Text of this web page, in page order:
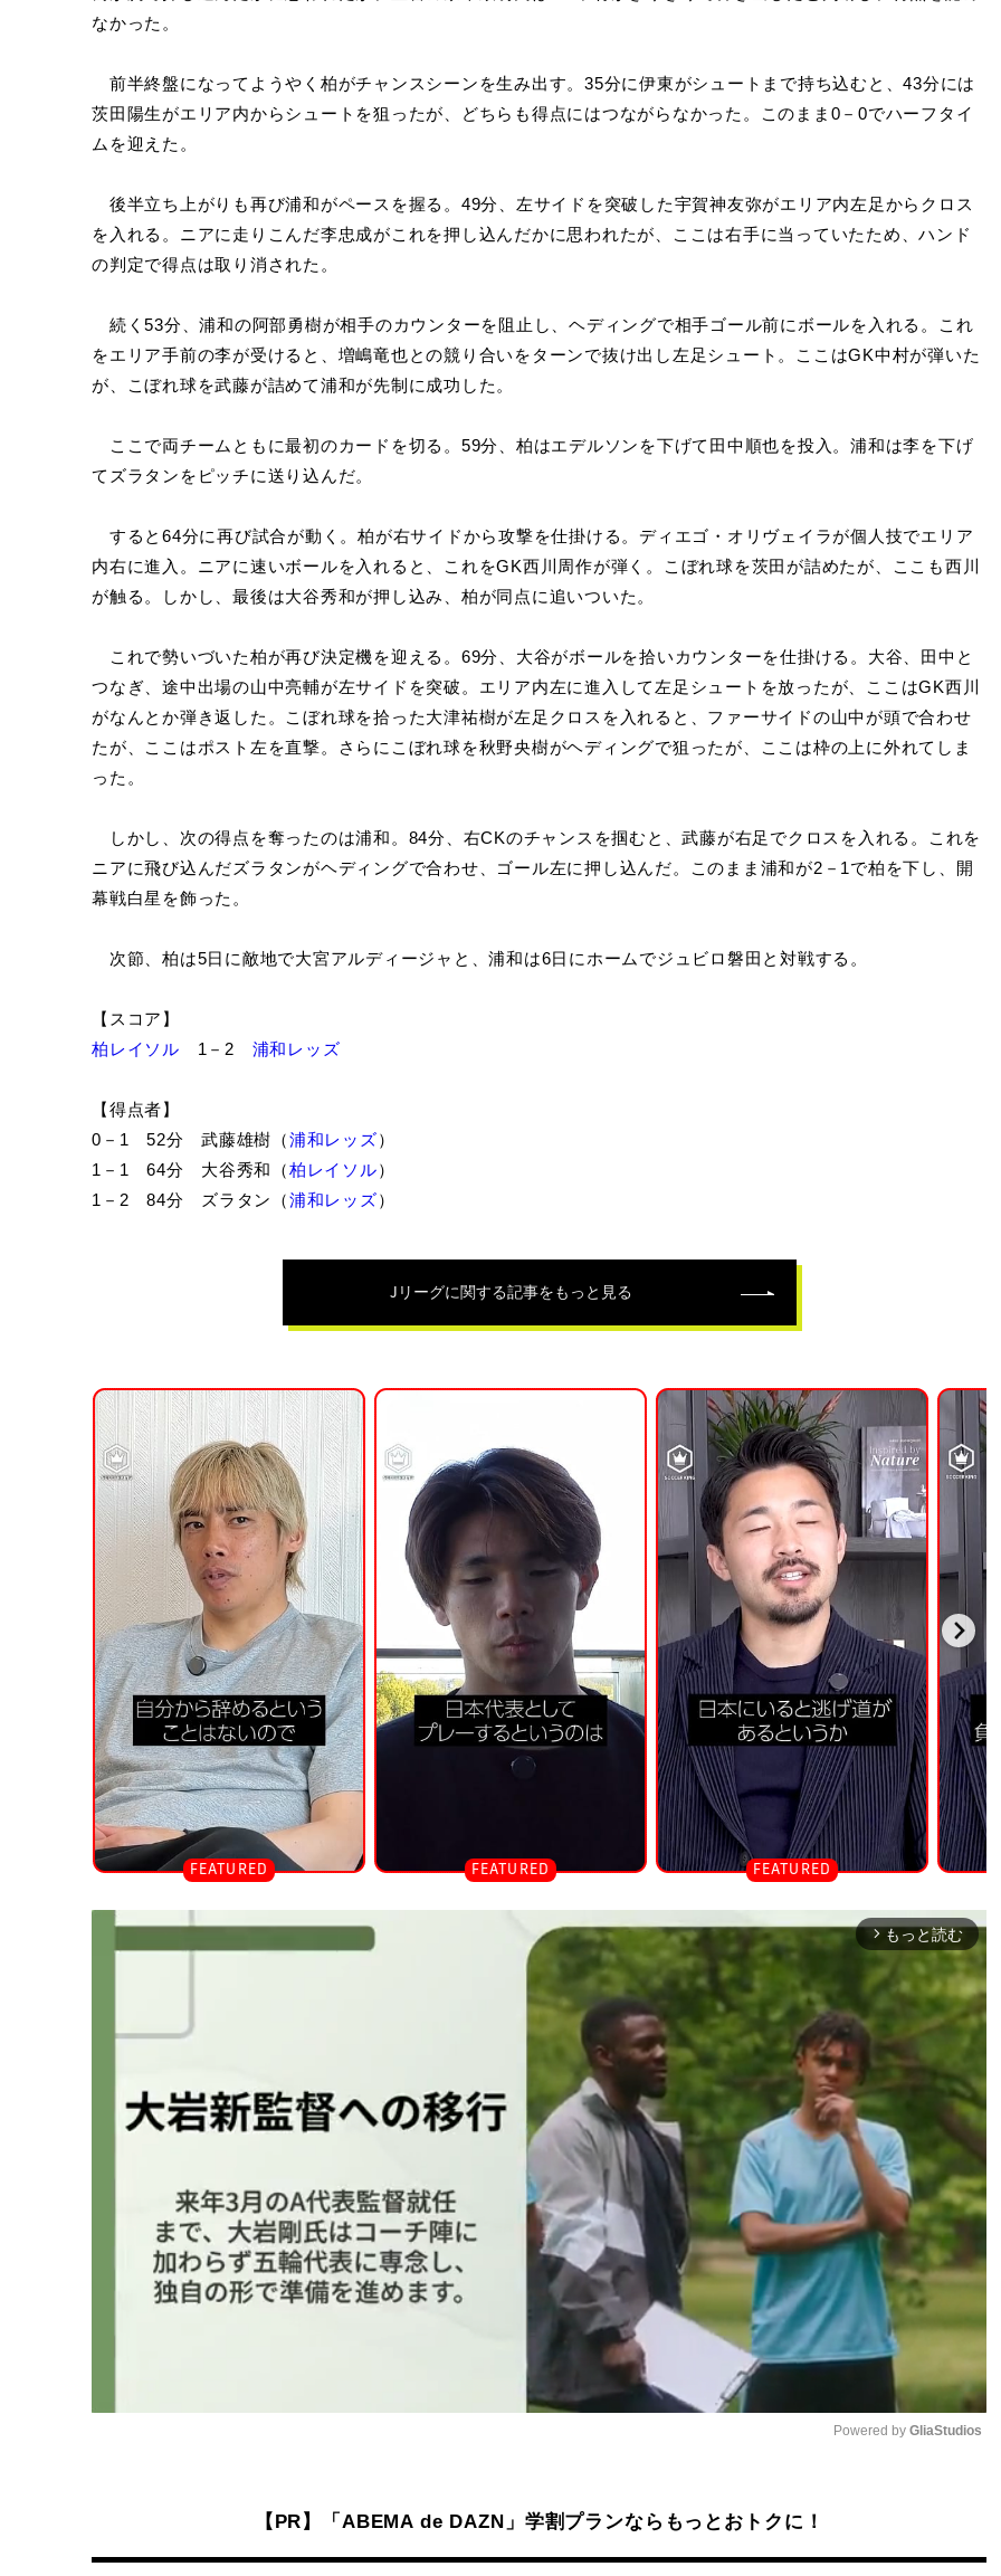
なかった。
前半終盤になってようやく柏がチャンスシーンを生み出す。35分に伊東がシュートまで持ち込むと、43分には
茨田陽生がエリア内からシュートを狙ったが、どちらも得点にはつながらなかった。このまま0－0でハーフタイ
ムを迎えた。
後半立ち上がりも再び浦和がペースを握る。49分、左サイドを突破した宇賀神友弥がエリア内左足からクロス
を入れる。ニアに走りこんだ李忠成がこれを押し込んだかに思われたが、ここは右手に当っていたため、ハンド
の判定で得点は取り消された。
続く53分、浦和の阿部勇樹が相手のカウンターを阻止し、ヘディングで相手ゴール前にボールを入れる。これ
をエリア手前の李が受けると、増嶋竜也との競り合いをターンで抜け出し左足シュート。ここはGK中村が弾いた
が、こぼれ球を武藤が詰めて浦和が先制に成功した。
ここで両チームともに最初のカードを切る。59分、柏はエデルソンを下げて田中順也を投入。浦和は李を下げ
てズラタンをピッチに送り込んだ。
すると64分に再び試合が動く。柏が右サイドから攻撃を仕掛ける。ディエゴ・オリヴェイラが個人技でエリア
内右に進入。ニアに速いボールを入れると、これをGK西川周作が弾く。こぼれ球を茨田が詰めたが、ここも西川
が触る。しかし、最後は大谷秀和が押し込み、柏が同点に追いついた。
これで勢いづいた柏が再び決定機を迎える。69分、大谷がボールを拾いカウンターを仕掛ける。大谷、田中と
つなぎ、途中出場の山中亮輔が左サイドを突破。エリア内左に進入して左足シュートを放ったが、ここはGK西川
がなんとか弾き返した。こぼれ球を拾った大津祐樹が左足クロスを入れると、ファーサイドの山中が頭で合わせ
たが、ここはポスト左を直撃。さらにこぼれ球を秋野央樹がヘディングで狙ったが、ここは枠の上に外れてしま
った。
しかし、次の得点を奪ったのは浦和。84分、右CKのチャンスを掴むと、武藤が右足でクロスを入れる。これを
ニアに飛び込んだズラタンがヘディングで合わせ、ゴール左に押し込んだ。このまま浦和が2－1で柏を下し、開
幕戦白星を飾った。
次節、柏は5日に敵地で大宮アルディージャと、浦和は6日にホームでジュビロ磐田と対戦する。
【スコア】
柏レイソル 1－2 浦和レッズ
【得点者】
0－1 52分 武藤雄樹（浦和レッズ）
1－1 64分 大谷秀和（柏レイソル）
1－2 84分 ズラタン（浦和レッズ）
Jリーグに関する記事をもっと見る
arrow_forward_ios もっと読む
Powered by GliaStudios
【PR】「ABEMA de DAZN」学割プランならもっとおトクに！